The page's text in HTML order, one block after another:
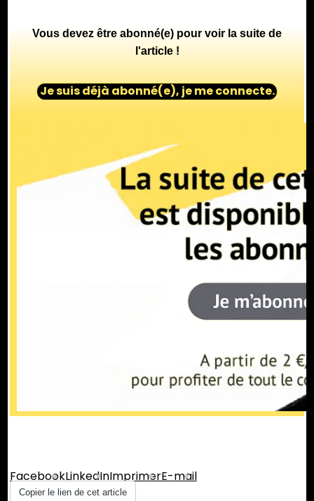
Vous devez être abonné(e) pour voir la suite de
l'article !
Je suis déjà abonné(e), je me connecte.
FacebookLinkedInImprimerE-mail
Copier le lien de cet article